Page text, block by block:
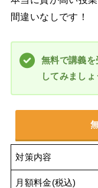
間違いなしです！
無料で講義
してみましょ
対策内容
月額料金(税込)